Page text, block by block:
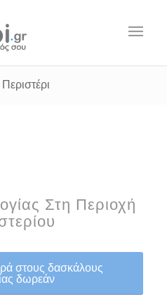
Στη Περιοχή
στους δασκάλους
δωρεάν